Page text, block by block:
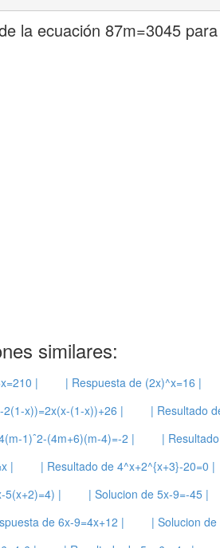
la ecuación 87m=3045
similares:
| | Respuesta de (2x)^x=16 |
x))=2x(x-(1-x))+26 |
| Resultado
1)ˆ2-(4m+6)(m-4)=-2 |
|
|
| Resultado de 4^x+2^{x+3}-20=0 |
5(x+2)=4) |
| Solucion de 5x-9=-45 |
de 6x-9=4x+12 | | Solucion